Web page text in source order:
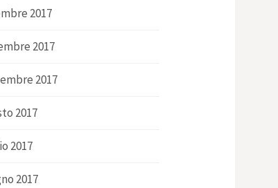
2017
2017
2017
2017
2017
2017